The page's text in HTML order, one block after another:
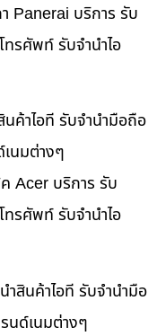
Panerai บริการ รับ
ทรศัพท์ รับจำนำไอ
ค้าไอที รับจำนำมือถือ
นมต่างๆ
Acer บริการ รับ
ทรศัพท์ รับจำนำไอ
สินค้าไอที รับจำนำมือ
นด์เนมต่างๆ